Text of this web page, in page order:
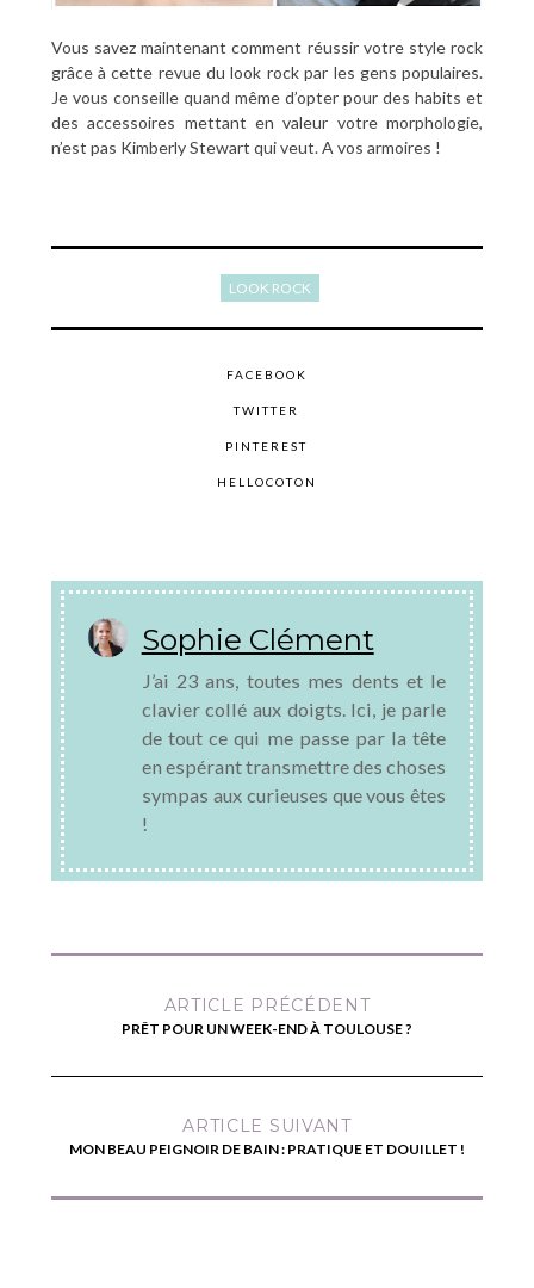
Vous savez maintenant comment réussir votre style rock
grâce à cette revue du look rock par les gens populaires.
Je vous conseille quand même d’opter pour des habits et
des accessoires mettant en valeur votre morphologie,
n’est pas Kimberly Stewart qui veut. A vos armoires !
LOOK ROCK
FACEBOOK
TWITTER
PINTEREST
HELLOCOTON
Sophie Clément
J’ai 23 ans, toutes mes dents et le
clavier collé aux doigts. Ici, je parle
de tout ce qui me passe par la tête
en espérant transmettre des choses
sympas aux curieuses que vous êtes
!
ARTICLE PRÉCÉDENT
PRÊT POUR UN WEEK-END À TOULOUSE ?
ARTICLE SUIVANT
MON BEAU PEIGNOIR DE BAIN : PRATIQUE ET DOUILLET !